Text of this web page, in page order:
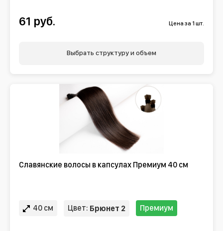
61 руб. Цена за 1 шт.
Выбрать структуру и объем
Славянские волосы в капсулах Премиум 40 см
40 см Цвет: Брюнет 2 Премиум